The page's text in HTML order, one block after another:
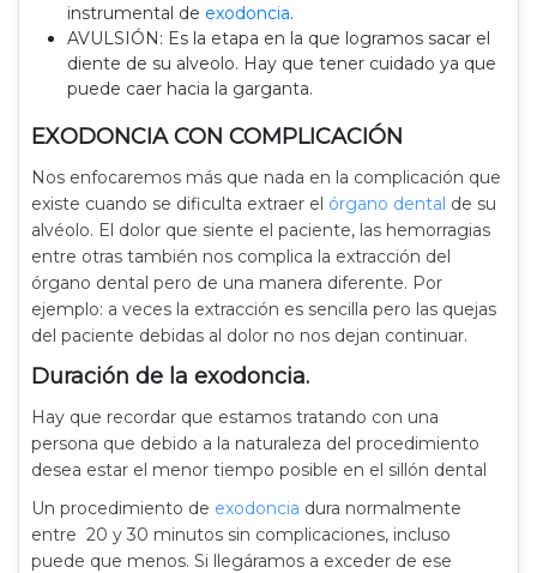
instrumental de exodoncia.
AVULSIÓN: Es la etapa en la que logramos sacar el
diente de su alveolo. Hay que tener cuidado ya que
puede caer hacia la garganta.
EXODONCIA CON COMPLICACIÓN
Nos enfocaremos más que nada en la complicación que
existe cuando se dificulta extraer el órgano dental de su
alvéolo. El dolor que siente el paciente, las hemorragias
entre otras también nos complica la extracción del
órgano dental pero de una manera diferente. Por
ejemplo: a veces la extracción es sencilla pero las quejas
del paciente debidas al dolor no nos dejan continuar.
Duración de la exodoncia.
Hay que recordar que estamos tratando con una
persona que debido a la naturaleza del procedimiento
desea estar el menor tiempo posible en el sillón dental
Un procedimiento de exodoncia dura normalmente
entre 20 y 30 minutos sin complicaciones, incluso
puede que menos. Si llegáramos a exceder de ese